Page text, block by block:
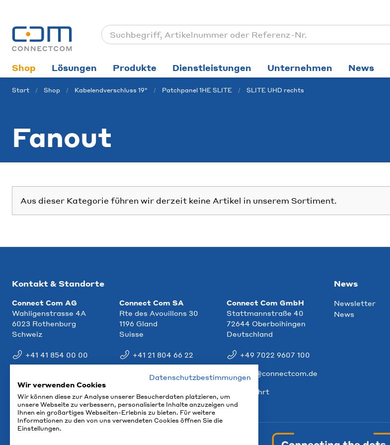
Shop Lösungen Produkte Dienstleistungen Unternehmen News
Start Shop Kabelendverschluss 19" Patchpanel 1HE SLITE SLITE UHD rechts
Fanout
Aus dieser Kategorie führen wir derzeit keine Artikel in unserem Sortiment.
Kontakt & Standorte
Connect Com AG
Wahligenstrasse 4A
6023 Rothenburg
Schweiz
+41 41 854 00 00
Connect Com SA
Rte des Avouillons 30
1196 Gland
Suisse
+41 21 804 66 22
info@ccm.ch
Connect Com GmbH
Stattmannstraße 40
72644 Oberboihingen
Deutschland
+49 7022 9607 100
info@connectcom.de
Anfahrt
News
Newsletter
News
Datenschutzbestimmungen
Wir verwenden Cookies
Wir können diese zur Analyse unserer Besucherdaten platzieren, um
unsere Webseite zu verbessern, personalisierte Inhalte anzuzeigen und
Ihnen ein großartiges Webseiten-Erlebnis zu bieten. Für weitere
Informationen zu den von uns verwendeten Cookies öffnen Sie die
Einstellungen.